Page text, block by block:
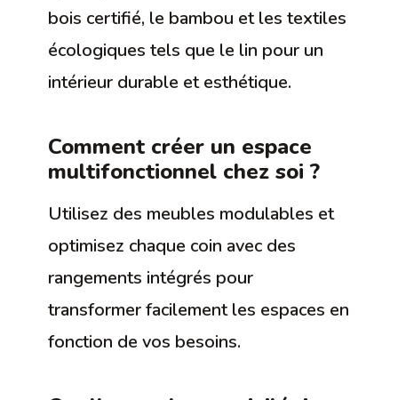
bois certifié, le bambou et les textiles
écologiques tels que le lin pour un
intérieur durable et esthétique.
Comment créer un espace
multifonctionnel chez soi ?
Utilisez des meubles modulables et
optimisez chaque coin avec des
rangements intégrés pour
transformer facilement les espaces en
fonction de vos besoins.